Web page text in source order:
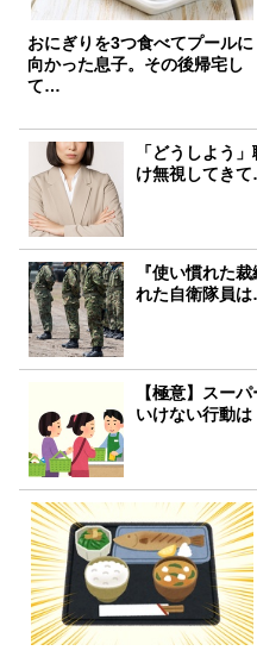
おにぎりを3つ食べてプールに
向かった息子。その後帰宅し
て…
「どうしよう
け無視してき
『使い慣れた
れた自衛隊員
【極意】スー
いけない行動は